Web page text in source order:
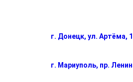
г. Донецк, ул. Артёма,
г. Мариуполь, пр.